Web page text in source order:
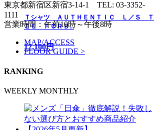
Ｔシャツ ＡＵＴＨＥＮＴＩＣ Ｌ／Ｓ Ｔ
ＥＥ ＦＣＲＢ...
12,100円
東京都新宿区新宿3-14-1 TEL: 03-3352-
1111
営業時間：午前10時～午後8時
MAP/ACCESS
FLOOR GUIDE >
RANKING
WEEKLY MONTHLY